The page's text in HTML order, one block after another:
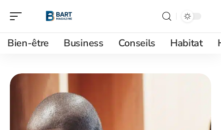
Bien-être Business Conseils Habitat